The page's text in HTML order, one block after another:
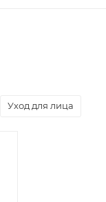
Уход для лица